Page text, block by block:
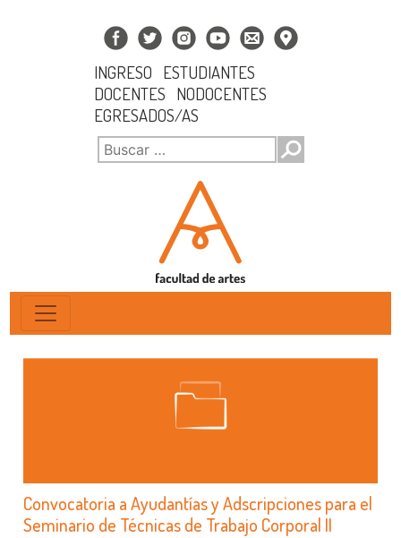
INGRESO
ESTUDIANTES
DOCENTES
NODOCENTES
EGRESADOS/AS
Convocatoria a Ayudantías y Adscripciones para el
Seminario de Técnicas de Trabajo Corporal II